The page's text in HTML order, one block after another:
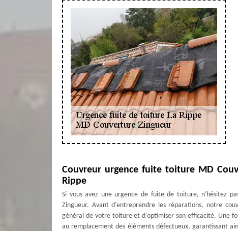
Couvreur urgence fuite toiture MD
Rippe
Si vous avez une urgence de fuite de toiture, n'hésitez
Zingueur. Avant d'entreprendre les réparations, notre
général de votre toiture et d'optimiser son efficacité. Une
au remplacement des éléments défectueux, garantissant